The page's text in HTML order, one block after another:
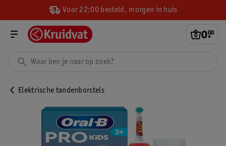
Voor 22:00 besteld, morgen in huis
0.
00
Elektrische tandenborstels